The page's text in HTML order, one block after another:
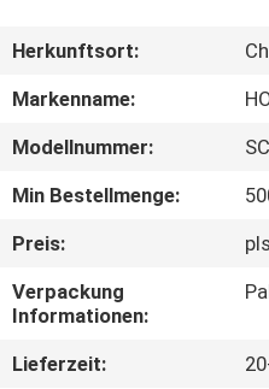
ÜBER
UNS
FABRIK-
AUSFLUG
TRETEN
Herkunftsort:
Markenname:
Modellnummer:
Min Bestellmenge:
Preis:
Verpackung
Informationen:
Lieferzeit: